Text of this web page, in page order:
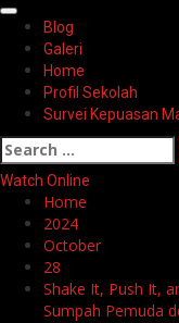
Primary
Menu
Blog
Galeri
Home
Profil Sekolah
Survei Kepuasan
Search
for:
Watch Online
Home
2024
October
28
Shake It, Push It,
Sumpah Pemuda